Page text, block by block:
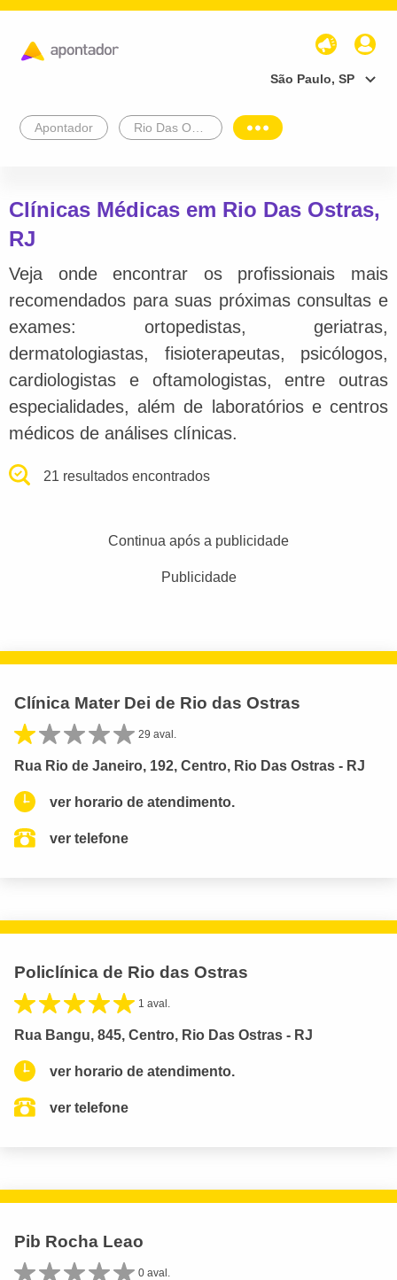
São Paulo, SP
Apontador
Clínicas Médicas em Rio Das Ostras,
RJ
Veja onde encontrar os profissionais mais
recomendados para suas próximas consultas e
exames: ortopedistas, geriatras,
dermatologiastas, fisioterapeutas, psicólogos,
cardiologistas e oftamologistas, entre outras
especialidades, além de laboratórios e centros
médicos de análises clínicas.
21 resultados encontrados
Continua após a publicidade
Publicidade
Clínica Mater Dei de Rio das Ostras
29 aval.
Rua Rio de Janeiro, 192, Centro, Rio Das Ostras - RJ
ver horario de atendimento.
ver telefone
Policlínica de Rio das Ostras
1 aval.
Rua Bangu, 845, Centro, Rio Das Ostras - RJ
ver horario de atendimento.
ver telefone
Pib Rocha Leao
0 aval.